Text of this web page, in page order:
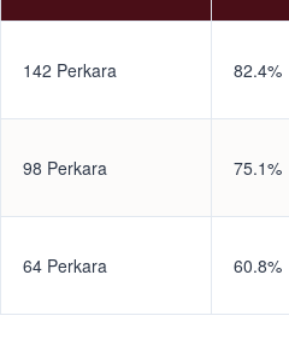
142 Perkara 82.4%
98 Perkara 75.1%
64 Perkara 60.8%